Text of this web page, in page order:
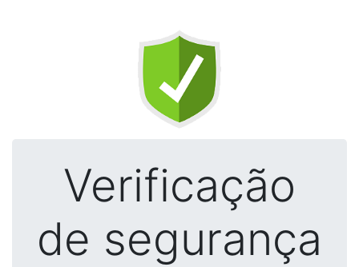
Verificação
de segurança